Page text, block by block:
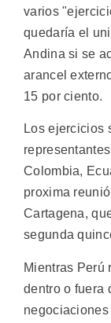
varios
quedaría el
Andina si se
arancel
15 por ciento.
Los ejercicios
Colombia,
proxima
Cartagena,
segunda
Mientras Perú
dentro o fuera